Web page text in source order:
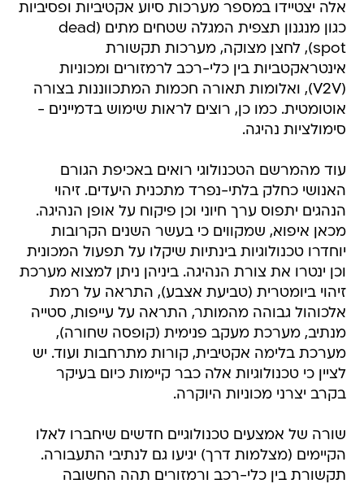
אלה יצטיידו במספר מערכות סיוע אקטיביות ופסיביות
כגון מנגנון תצפית המגלה שטחים מתים (dead
spot), לחצן מצוקה, מערכות תקשורת
אינטראקטביות בין כלי-רכב לרמזורים ומכוניות
(V2V), ואלומות תאורה חכמות המתכווננות בצורה
אוטומטית. כמו כן, רוצים לראות שימוש בדמיינים -
סימולציות נהיגה.
עוד מהמרשם הטכנולוגי רואים באכיפת הגורם
האנושי כחלק בלתי-נפרד מתכנית היעדים. זיהוי
הנהגים יתפוס ערך חיוני וכן פיקוח על אופן הנהיגה.
מכאן איפוא, שמקווים כי בעשר השנים הקרובות
יוחדרו טכנולוגיות בינתיות שיקלו על תפעול המכונית
וכן ינטרו את צורת הנהיגה. ביניהן ניתן למצוא מערכת
זיהוי ביומטרית (טביעת אצבע), התראה על רמת
אלכוהול גבוהה מהמותר, התראה על עייפות, סטייה
מנתיב, מערכת מעקב פנימית (קופסה שחורה),
מערכת בלימה אקטיבית, קורות מתרחבות ועוד. יש
לציין כי טכנולוגיות אלה כבר קיימות כיום בעיקר
בקרב יצרני מכוניות היוקרה.
שורה של אמצעים טכנולוגיים חדשים שיחברו לאלו
הקיימים (מצלמות דרך) יגיעו גם לנתיבי התעבורה.
תקשורת בין כלי-רכב ורמזורים תהה החשובה